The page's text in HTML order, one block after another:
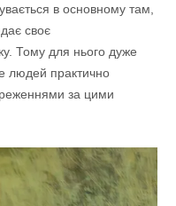
в основному там,
своє
Тому для нього дуже
людей практично
за цими